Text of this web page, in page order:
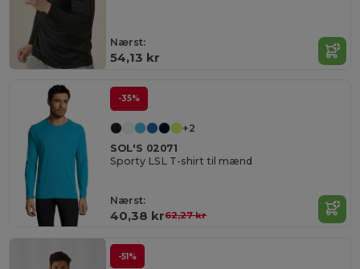
Nærst:
54,13 kr
-35%
+2
SOL'S 02071
Sporty LSL T-shirt til mænd
Nærst:
40,38 kr62,27 kr
-51%